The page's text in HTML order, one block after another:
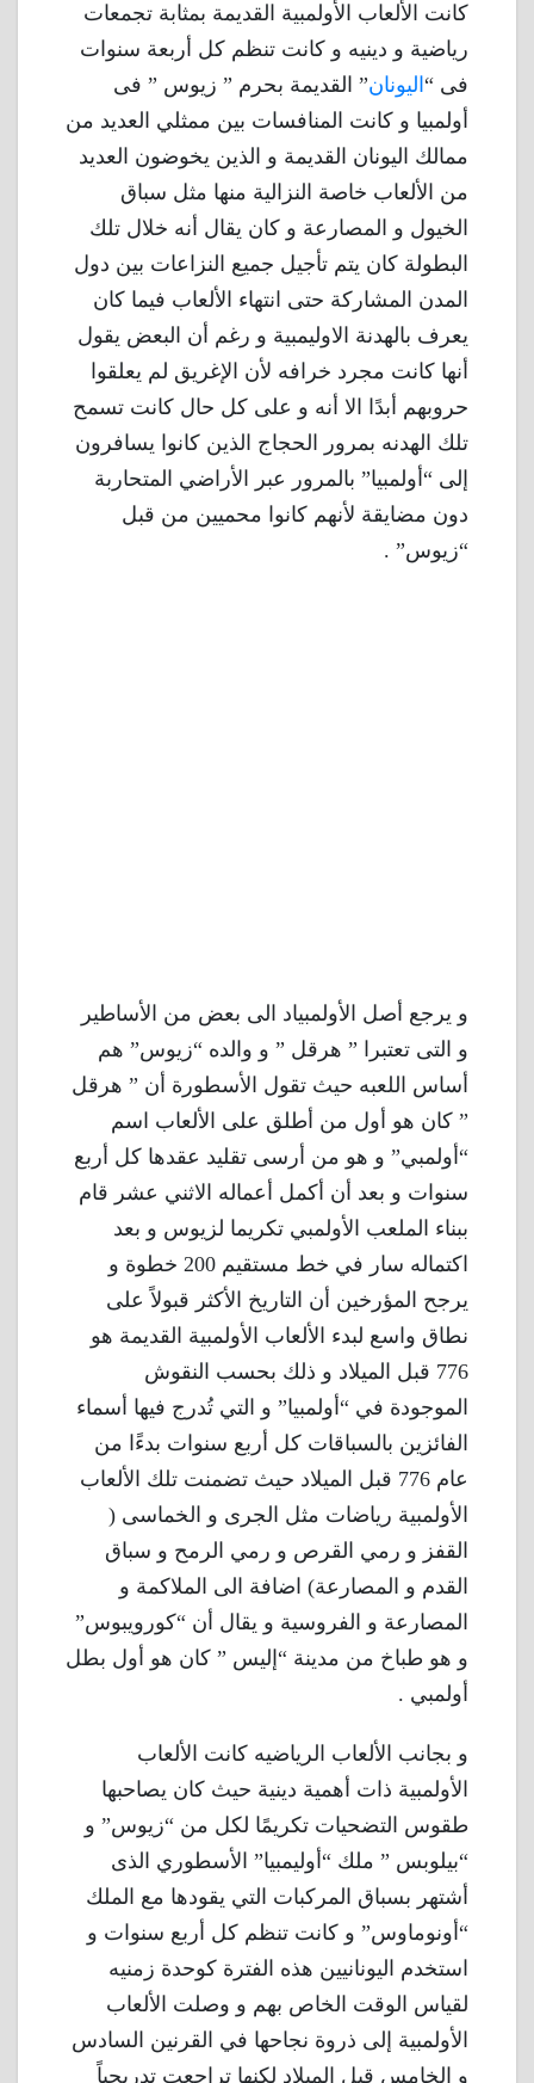
كانت الألعاب الأولمبية القديمة بمثابة تجمعات
رياضية و دينيه و كانت تنظم كل أربعة سنوات
فى “ اليونان” القديمة بحرم ” زيوس ” فى
أولمبيا و كانت المنافسات بين ممثلي العديد من
ممالك اليونان القديمة و الذين يخوضون العديد
من الألعاب خاصة النزالية منها مثل سباق
الخيول و المصارعة و كان يقال أنه خلال تلك
البطولة كان يتم تأجيل جميع النزاعات بين دول
المدن المشاركة حتى انتهاء الألعاب فيما كان
يعرف بالهدنة الاوليمبية و رغم أن البعض يقول
أنها كانت مجرد خرافه لأن الإغريق لم يعلقوا
حروبهم أبدًا الا أنه و على كل حال كانت تسمح
تلك الهدنه بمرور الحجاج الذين كانوا يسافرون
إلى “أولمبيا” بالمرور عبر الأراضي المتحاربة
دون مضايقة لأنهم كانوا محميين من قبل
“زيوس” .
و يرجع أصل الأولمبياد الى بعض من الأساطير
و التى تعتبرا ” هرقل ” و والده “زيوس” هم
أساس اللعبه حيث تقول الأسطورة أن ” هرقل
” كان هو أول من أطلق على الألعاب اسم
“أولمبي” و هو من أرسى تقليد عقدها كل أربع
سنوات و بعد أن أكمل أعماله الاثني عشر قام
ببناء الملعب الأولمبي تكريما لزيوس و بعد
اكتماله سار في خط مستقيم 200 خطوة و
يرجح المؤرخين أن التاريخ الأكثر قبولاً على
نطاق واسع لبدء الألعاب الأولمبية القديمة هو
776 قبل الميلاد و ذلك بحسب النقوش
الموجودة في “أولمبيا” و التي تُدرج فيها أسماء
الفائزين بالسباقات كل أربع سنوات بدءًا من
عام 776 قبل الميلاد حيث تضمنت تلك الألعاب
الأولمبية رياضات مثل الجرى و الخماسى (
القفز و رمي القرص و رمي الرمح و سباق
القدم و المصارعة) اضافة الى الملاكمة و
المصارعة و الفروسية و يقال أن “كورويبوس”
و هو طباخ من مدينة “إليس ” كان هو أول بطل
أولمبي .
و بجانب الألعاب الرياضيه كانت الألعاب
الأولمبية ذات أهمية دينية حيث كان يصاحبها
طقوس التضحيات تكريمًا لكل من “زيوس” و
“بيلوبس ” ملك “أوليمبيا” الأسطوري الذى
أشتهر بسباق المركبات التي يقودها مع الملك
“أونوماوس” و كانت تنظم كل أربع سنوات و
استخدم اليونانيين هذه الفترة كوحدة زمنيه
لقياس الوقت الخاص بهم و وصلت الألعاب
الأولمبية إلى ذروة نجاحها في القرنين السادس
و الخامس قبل الميلاد لكنها تراجعت تدريجياً